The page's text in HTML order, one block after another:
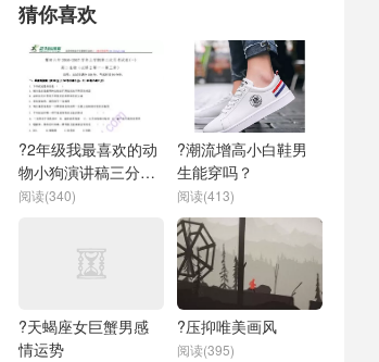
猜你喜欢
?2年级我最喜欢的动
物小狗演讲稿三分钟
左右
阅读(340)
?潮流增高小白鞋男
生能穿吗？
阅读(413)
?天蝎座女巨蟹男感
情运势
?压抑唯美画风
阅读(395)